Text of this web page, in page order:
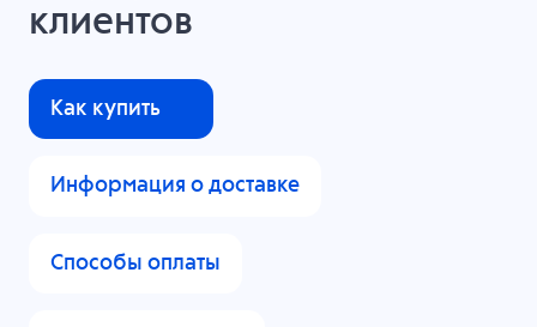
клиентов
Как купить
Информация о доставке
Способы оплаты